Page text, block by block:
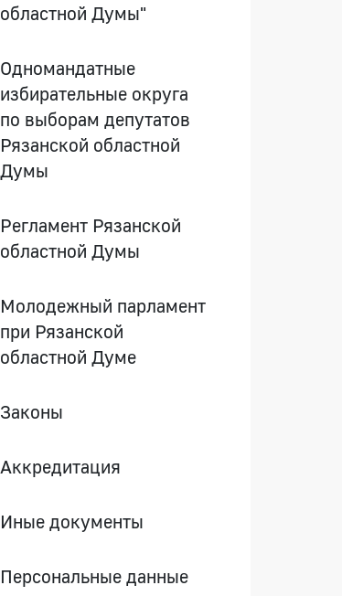
областной Думы"
Одномандатные
избирательные округа
по выборам депутатов
Рязанской областной
Думы
Регламент Рязанской
областной Думы
Молодежный парламент
при Рязанской
областной Думе
Законы
Аккредитация
Иные документы
Персональные данные